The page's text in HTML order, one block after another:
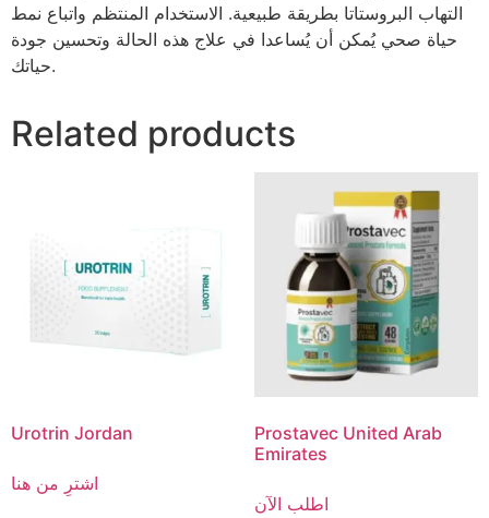
التهاب البروستاتا بطريقة طبيعية. الاستخدام المنتظم واتباع نمط
حياة صحي يُمكن أن يُساعدا في علاج هذه الحالة وتحسين جودة
حياتك.
Related products
Urotrin Jordan
اشترِ من هنا
Prostavec United Arab
Emirates
اطلب الآن